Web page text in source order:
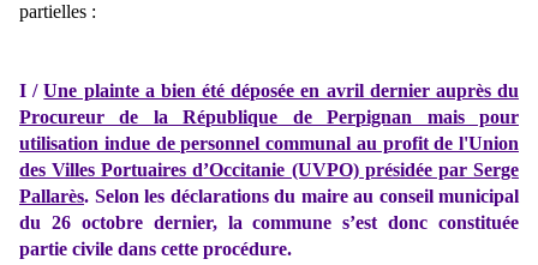
partielles :
I /Une plainte a bien été déposée en avril dernier auprès du
Procureur de la République de Perpignan mais pour
utilisation indue de personnel communal au profit de l'Union
des Villes Portuaires d’Occitanie (UVPO) présidée par Serge
Pallarès. Selon les déclarations du maire au conseil municipal
du 26 octobre dernier, la commune s’est donc constituée
partie civile dans cette procédure.